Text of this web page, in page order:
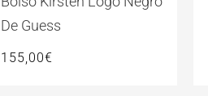
De Guess
155,00€